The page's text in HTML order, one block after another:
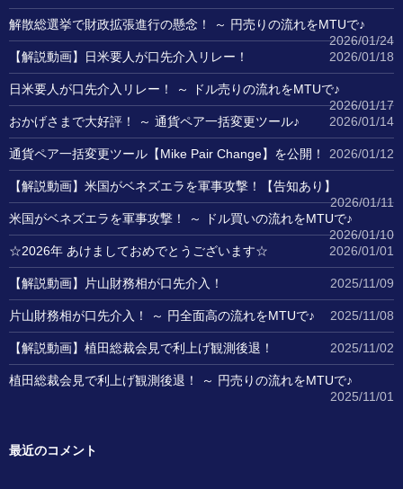
解散総選挙で財政拡張進行の懸念！ ～ 円売りの流れをMTUで♪
2026/01/24
【解説動画】日米要人が口先介入リレー！
2026/01/18
日米要人が口先介入リレー！ ～ ドル売りの流れをMTUで♪
2026/01/17
おかげさまで大好評！ ～ 通貨ペア一括変更ツール♪
2026/01/14
通貨ペア一括変更ツール【Mike Pair Change】を公開！ 2026/01/12
【解説動画】米国がベネズエラを軍事攻撃！【告知あり】
2026/01/11
米国がベネズエラを軍事攻撃！ ～ ドル買いの流れをMTUで♪
2026/01/10
☆2026年 あけましておめでとうございます☆
2026/01/01
【解説動画】片山財務相が口先介入！ 2025/11/09
片山財務相が口先介入！ ～ 円全面高の流れをMTUで♪ 2025/11/08
【解説動画】植田総裁会見で利上げ観測後退！ 2025/11/02
植田総裁会見で利上げ観測後退！ ～ 円売りの流れをMTUで♪
2025/11/01
最近のコメント